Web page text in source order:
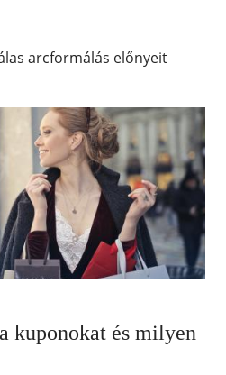
arcformálás előnyeit
kuponokat és milyen